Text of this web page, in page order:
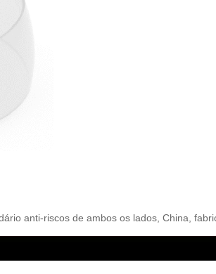
anti-riscos de ambos os lados, China,